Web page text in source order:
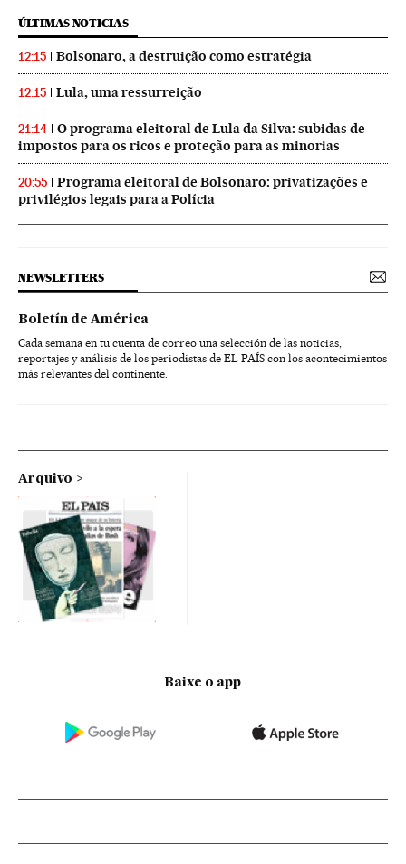
ÚLTIMAS NOTICIAS
12:15 Bolsonaro, a destruição como estratégia
12:15 Lula, uma ressurreição
21:14
O programa eleitoral de Lula da Silva: subidas de
impostos para os ricos e proteção para as minorias
20:55
Programa eleitoral de Bolsonaro: privatizações e
privilégios legais para a Polícia
NEWSLETTERS
Boletín de América
Cada semana en tu cuenta de correo una selección de las noticias,
reportajes y análisis de los periodistas de EL PAÍS con los acontecimientos
más relevantes del continente.
Arquivo
Baixe o app